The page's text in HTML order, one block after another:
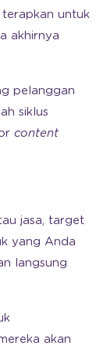
untuk
akhirnya
pelanggan
siklus
content
jasa, target
yang Anda
langsung
akan